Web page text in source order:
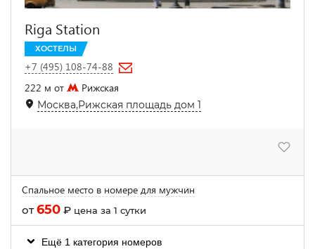
Riga Station
ХОСТЕЛЫ
+7 (495) 108-74-88
222 м от
Рижская
Москва,Рижская площадь дом 1
Спальное место в номере для мужчин
от650 ₽ цена за 1 сутки
Ещё 1 категория номеров